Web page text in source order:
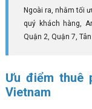
Ngoài ra, nhằm tối
quý khách hàng,
Quận 2, Quận 7,
Ưu điểm thuê
Vietnam